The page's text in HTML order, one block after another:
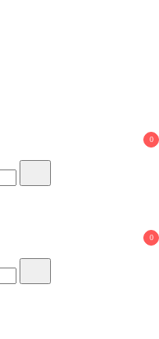
0
0